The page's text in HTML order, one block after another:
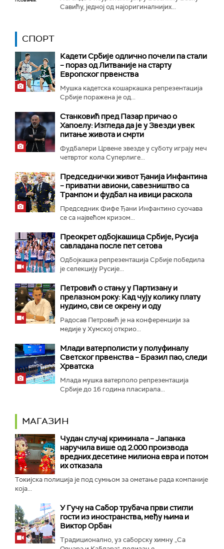
Савићу, једној од најоригиналнијих...
СПОРТ
Кадети Србије одлично почели па стали
– пораз од Литваније на старту
Европског првенства
Мушка кадетска кошаркашка репрезентација
Србије поражена је од...
Станковић пред Пазар причао о
Хапоелу: Изгледа да је у Звезди увек
питање живота и смрти
Фудбалери Црвене звезде у суботу играју меч
четвртог кола Суперлиге...
Председнички живот Ђанија Инфантина
– приватни авиони, савезништво са
Трампом и фудбал на ивици раскола
Председник Фифе Ђани Инфантино суочава
се са највећом кризом...
Преокрет одбојкашица Србије, Русија
савладана после пет сетова
Одбојкашка репрезентација Србије победила
је селекцију Русије...
Петровић о стању у Партизану и
прелазном року: Кад чују колику плату
нудимо, сви се окрену и оду
Радосав Петровић је на конференцији за
медије у Хумској открио...
Mлади ватерполисти у полуфиналу
Светског првенства – Бразил пао, следи
Хрватска
Млада мушка ватерполо репрезентација
Србије до 16 година пласирала...
МАГАЗИН
Чудан случај криминала – Јапанка
наручила више од 2.000 производа
вредних десетине милиона евра и потом
их отказала
Токијска полиција је под сумњом за ометање рада компаније
која...
У Гучу на Сабор трубача први стигли
гости из иностранства, међу њима и
Виктор Орбан
Традиционално, уз саборску химну „Са